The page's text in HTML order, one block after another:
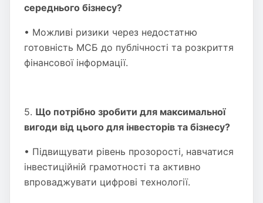
середнього бізнесу?
• Можливі ризики через недостатню
готовність МСБ до публічності та розкриття
фінансової інформації.
5. Що потрібно зробити для максимальної
вигоди від цього для інвесторів та бізнесу?
• Підвищувати рівень прозорості, навчатися
інвестиційній грамотності та активно
впроваджувати цифрові технології.